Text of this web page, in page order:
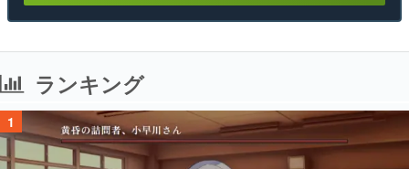
ランキング
1